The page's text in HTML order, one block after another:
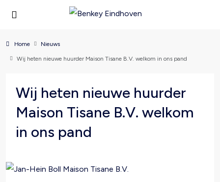
Home Nieuws
Wij heten nieuwe huurder Maison Tisane B.V. welkom in ons pand
Wij heten nieuwe huurder
Maison Tisane B.V. welkom
in ons pand